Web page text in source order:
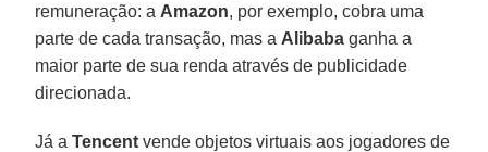
remuneração: a Amazon, por exemplo, cobra uma
parte de cada transação, mas a Alibaba ganha a
maior parte de sua renda através de publicidade
direcionada.
Já aTencent vende objetos virtuais aos jogadores de